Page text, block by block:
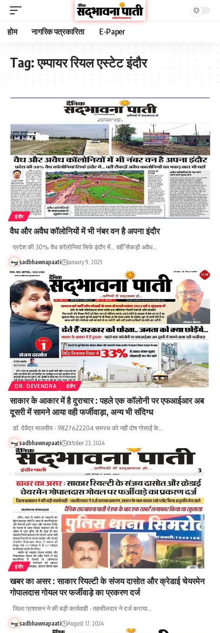
होम नागरिक पत्रकारिता E-Paper
Tag:एम्पायर रियल एस्टेट इंदौर
इंदौर
वैध और अवैध कॉलोनियों में भी नंबर वन है अपना इंदौर
प्रदेश की 30% वैध कॉलोनियां सिर्फ इंदौर में... वहीँ सैकड़ों अवैध…
sadbhawnapaati January 9, 2025
DR. DEVENDRA इंदौर
साकार के आकार में है दुराचार : पहले एक कॉलोनी पर एफआईआर अब
दूसरी में सामने आया वही फर्जीवाड़ा, अन्य भी संदिग्ध
डॉ. देवेंद्र मालवीय - 9827622204 समरथ को नहीं दोष गोसाईं के…
sadbhawnapaati October 23, 2024
इंदौर
खबर का असर : साकार रियल्टी के संजय दासोत और क्रेडाई चेयरमेन
गोपालदास गोयल पर फर्जीवाड़े का प्रकरण दर्ज
जिला प्रशासन ने की बड़ी कार्यवाही - तहसीलदार ने दर्ज कराया…
sadbhawnapaati August 17, 2024